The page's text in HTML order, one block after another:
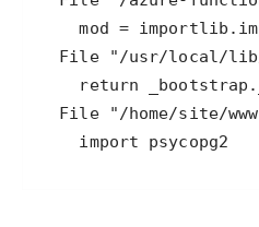
    import psycopg2